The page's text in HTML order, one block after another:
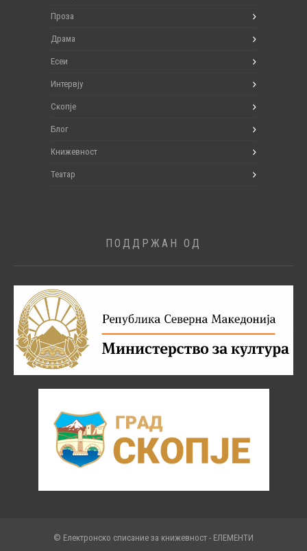
Проза
Драма
Есеи
Интервју
Скопје
Блог
Книжевност
Театар
ПОДДРЖАН ОД
© Електронско списание за книжевност - ЕЛЕМЕНТИ